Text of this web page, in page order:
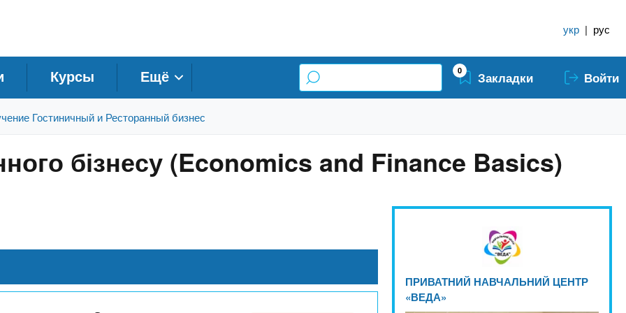
укр | рус
Курсы Ещё 0 Закладки Войти
Гостиничный и Ресторанный бизнес
бізнесу (Economics and Finance Basics)
ПРИВАТНИЙ НАВЧАЛЬНИЙ ЦЕНТР
«ВЕДА»